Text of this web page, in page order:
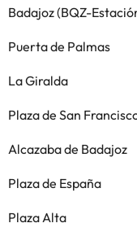
Badajoz (BQZ-
Puerta de Palmas
La Giralda
Plaza de San
Alcazaba de Badajoz
Plaza de España
Plaza Alta